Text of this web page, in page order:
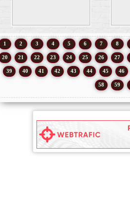
1 2 3 4 5 6 7 8
20 21 22 23 24 25 26 27
39 40 41 42 43 44 45 46
58 59